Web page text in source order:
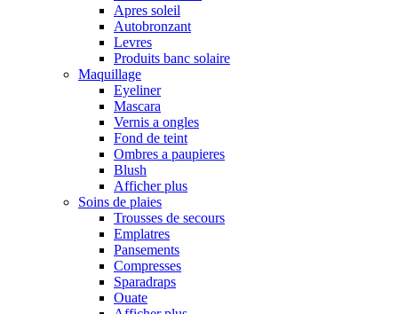
Apres soleil
Autobronzant
Levres
Produits banc solaire
Maquillage
Eyeliner
Mascara
Vernis a ongles
Fond de teint
Ombres a paupieres
Blush
Afficher plus
Soins de plaies
Trousses de secours
Emplatres
Pansements
Compresses
Sparadraps
Ouate